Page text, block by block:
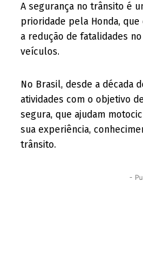
A segurança no trânsito é
prioridade pela Honda,
a redução de fatalidades
veículos.
No Brasil, desde a década
atividades com o objetivo
segura, que ajudam
sua experiência,
trânsito.
-